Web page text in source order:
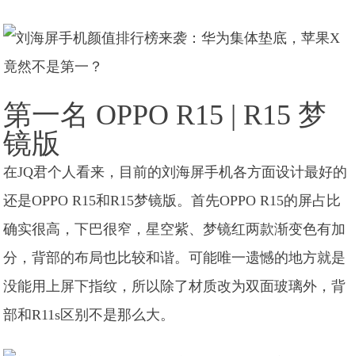
第一名 OPPO R15 | R15 梦
镜版
在JQ君个人看来，目前的刘海屏手机各方面设计最好的
还是OPPO R15和R15梦镜版。首先OPPO R15的屏占比
确实很高，下巴很窄，星空紫、梦镜红两款渐变色有加
分，背部的布局也比较和谐。可能唯一遗憾的地方就是
没能用上屏下指纹，所以除了材质改为双面玻璃外，背
部和R11s区别不是那么大。